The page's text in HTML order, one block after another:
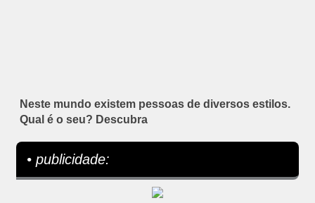
Neste mundo existem pessoas de diversos estilos.
Qual é o seu? Descubra
• publicidade: